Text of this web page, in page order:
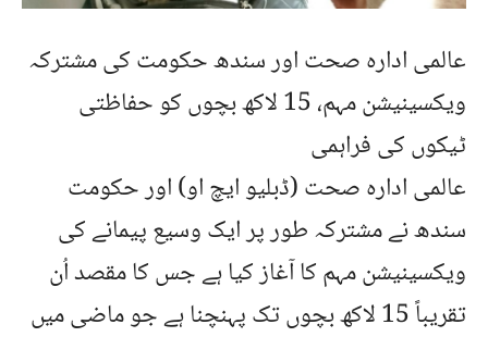
عالمی ادارہ صحت اور سندھ حکومت کی مشترکہ
ویکسینیشن مہم، 15 لاکھ بچوں کو حفاظتی
ٹیکوں کی فراہمی
عالمی ادارہ صحت (ڈبلیو ایچ او) اور حکومت
سندھ نے مشترکہ طور پر ایک وسیع پیمانے کی
ویکسینیشن مہم کا آغاز کیا ہے جس کا مقصد اُن
تقریباً 15 لاکھ بچوں تک پہنچنا ہے جو ماضی میں